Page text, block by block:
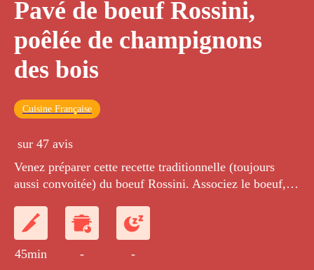
Pavé de boeuf Rossini,
poêlée de champignons
des bois
Cuisine Française
sur 47 avis
Venez préparer cette recette traditionnelle (toujours
aussi convoitée) du boeuf Rossini. Associez le boeuf, le
résultat exceptionnel.
45min - -